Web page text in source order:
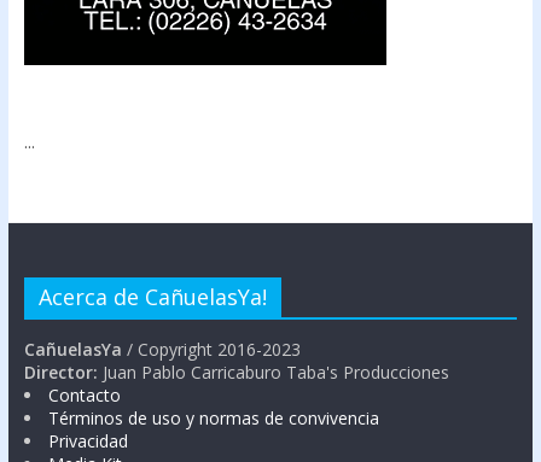
...
Acerca de CañuelasYa!
CañuelasYa / Copyright 2016-2023
Director: Juan Pablo Carricaburo Taba's Producciones
Contacto
Términos de uso y normas de convivencia
Privacidad